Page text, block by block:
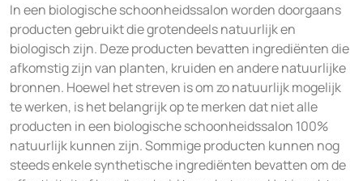
In een biologische schoonheidssalon worden doorgaans
producten gebruikt die grotendeels natuurlijk en
biologisch zijn. Deze producten bevatten ingrediënten die
afkomstig zijn van planten, kruiden en andere natuurlijke
bronnen. Hoewel het streven is om zo natuurlijk mogelijk
te werken, is het belangrijk op te merken dat niet alle
producten in een biologische schoonheidssalon 100%
natuurlijk kunnen zijn. Sommige producten kunnen nog
steeds enkele synthetische ingrediënten bevatten om de